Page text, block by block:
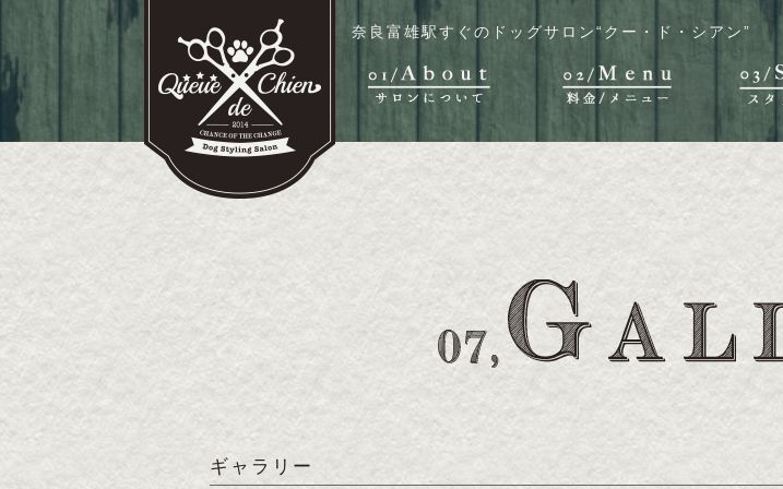
奈良富雄駅すぐのドッグサロン“クー・ド・シアン”
ギャラリー